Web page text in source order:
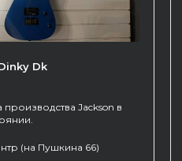
Dk
Jackson в
(на Пушкина 66)